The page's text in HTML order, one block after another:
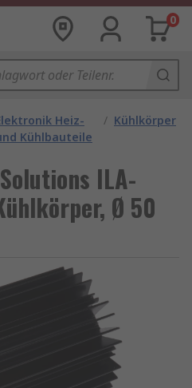
0
Heiz-
Kühlbauteile
/ Kühlkörper
ILA-
Ø 50